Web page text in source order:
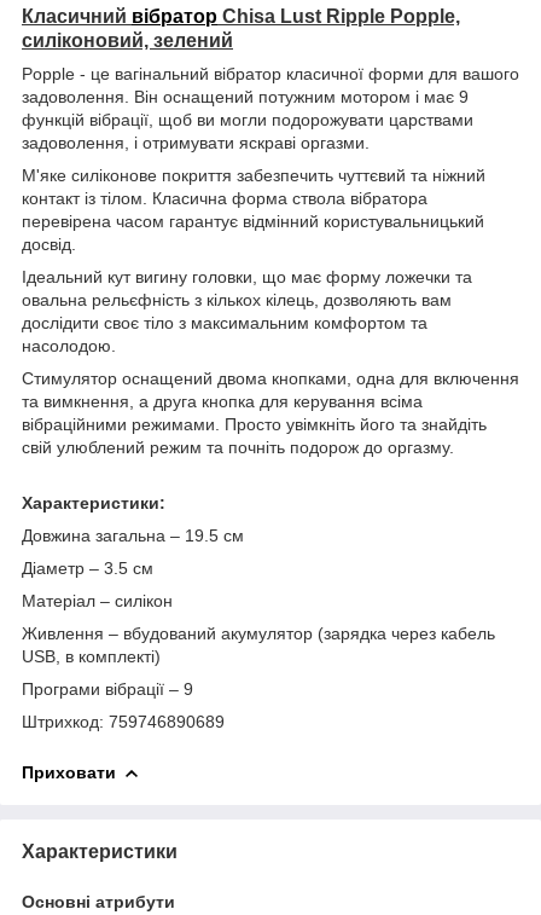
Класичний вібратор Chisa Lust Ripple Popple,
силіконовий, зелений
Popple - це вагінальний вібратор класичної форми для вашого
задоволення. Він оснащений потужним мотором і має 9
функцій вібрації, щоб ви могли подорожувати царствами
задоволення, і отримувати яскраві оргазми.
М'яке силіконове покриття забезпечить чуттєвий та ніжний
контакт із тілом. Класична форма ствола вібратора
перевірена часом гарантує відмінний користувальницький
досвід.
Ідеальний кут вигину головки, що має форму ложечки та
овальна рельєфність з кількох кілець, дозволяють вам
дослідити своє тіло з максимальним комфортом та
насолодою.
Стимулятор оснащений двома кнопками, одна для включення
та вимкнення, а друга кнопка для керування всіма
вібраційними режимами. Просто увімкніть його та знайдіть
свій улюблений режим та почніть подорож до оргазму.
Характеристики:
Довжина загальна – 19.5 см
Діаметр – 3.5 см
Матеріал – силікон
Живлення – вбудований акумулятор (зарядка через кабель
USB, в комплекті)
Програми вібрації – 9
Штрихкод: 759746890689
Приховати
Характеристики
Основні атрибути